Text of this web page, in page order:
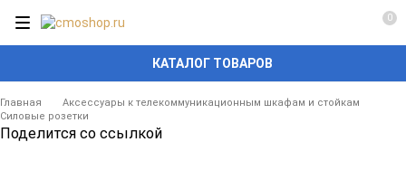
КАТАЛОГ ТОВАРОВ
0
Главная
Аксессуары к телекоммуникационным шкафам и стойкам
Силовые розетки
Поделится со ссылкой